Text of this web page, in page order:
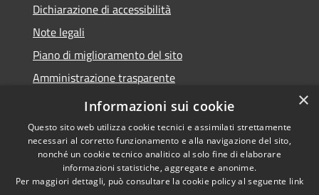
Dichiarazione di accessibilità
Note legali
Piano di miglioramento del sito
Amministrazione trasparente
Albo Pretorio
Accessibilità
Copyright © 2026 • Comune di
Trani • Powered by
×
Informazioni sui cookie
Questo sito web utilizza cookie tecnici e assimilati strettamente
necessari al corretto funzionamento e alla navigazione del sito,
nonché un cookie tecnico analitico al solo fine di elaborare
informazioni statistiche, aggregate e anonime.
Per maggiori dettagli, può consultare la cookie policy al seguente link